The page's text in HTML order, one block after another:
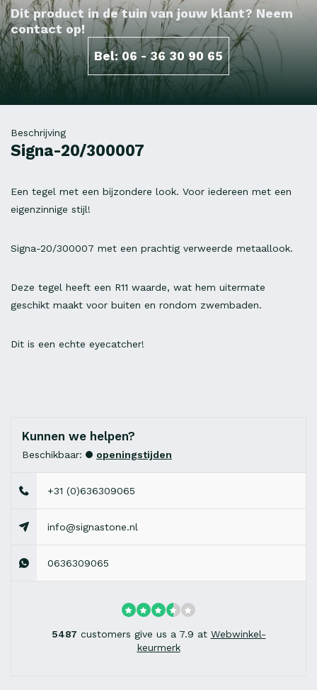
Dit product in de tuin van jouw klant? Neem
contact op!
Bel: 06 - 36 30 90 65
Beschrijving
Signa-20/300007
Een tegel met een bijzondere look. Voor iedereen met een
eigenzinnige stijl!
Signa-20/300007 met een prachtig verweerde metaallook.
Deze tegel heeft een R11 waarde, wat hem uitermate
geschikt maakt voor buiten en rondom zwembaden.
Dit is een echte eyecatcher!
Kunnen we helpen?
Beschikbaar: openingstijden
+31 (0)636309065
info@signastone.nl
0636309065
5487 customers give us a 7.9 at Webwinkel-
keurmerk